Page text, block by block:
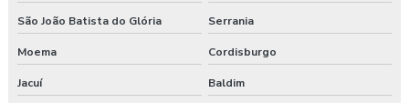
São João Batista do Glória Serrania
Moema Cordisburgo
Jacuí Baldim